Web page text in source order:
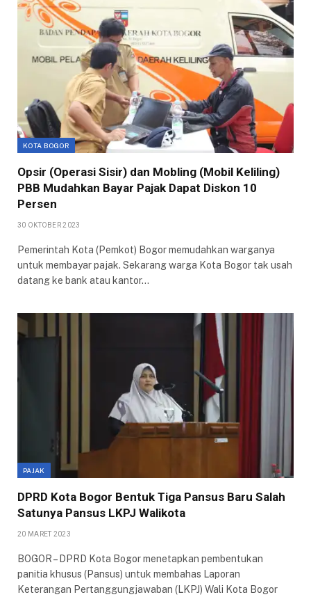
KOTA BOGOR
Opsir (Operasi Sisir) dan Mobling (Mobil Keliling)
PBB Mudahkan Bayar Pajak Dapat Diskon 10
Persen
30 OKTOBER 2023
Pemerintah Kota (Pemkot) Bogor memudahkan warganya
untuk membayar pajak. Sekarang warga Kota Bogor tak usah
datang ke bank atau kantor…
PAJAK
DPRD Kota Bogor Bentuk Tiga Pansus Baru Salah
Satunya Pansus LKPJ Walikota
20 MARET 2023
BOGOR – DPRD Kota Bogor menetapkan pembentukan
panitia khusus (Pansus) untuk membahas Laporan
Keterangan Pertanggungjawaban (LKPJ) Wali Kota Bogor